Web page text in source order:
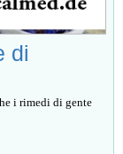
di
i rimedi di gente